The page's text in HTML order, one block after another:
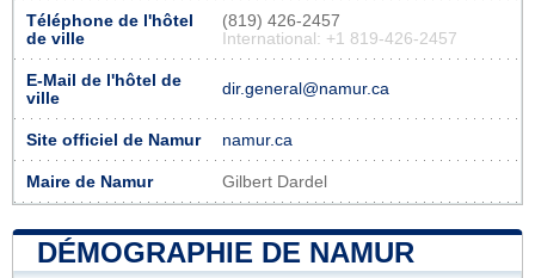
Téléphone de l'hôtel
de ville
(819) 426-2457
International: +1 819-426-2457
E-Mail de l'hôtel de
ville
dir.general@namur.ca
Site officiel de Namur namur.ca
Maire de Namur Gilbert Dardel
DÉMOGRAPHIE DE NAMUR